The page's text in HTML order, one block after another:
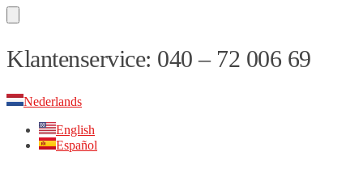
Skip
to
Skip
to
Klantenservice: 040 – 72 006 69
Nederlands
English
Español